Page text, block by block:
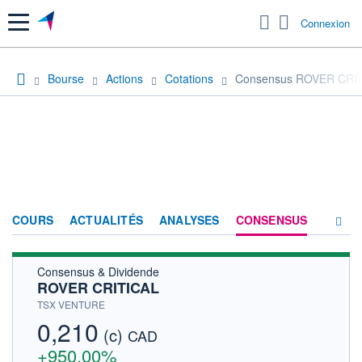
Menu Connexion
Bourse Actions Cotations Consensus ROVER
COURS ACTUALITÉS ANALYSES CONSENSUS
Consensus & Dividende
ROVER CRITICAL
TSX VENTURE
0,210 (c) CAD
+950,00%